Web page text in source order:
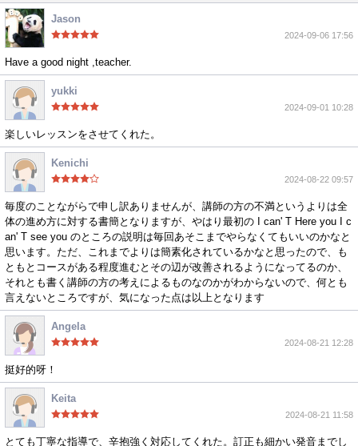
Jason
2024-09-06 17:56
Have a good night ,teacher.
yukki
2024-09-01 10:28
楽しいレッスンをさせてくれた。
Kenichi
2024-08-22 09:57
毎度のことながらで申し訳ありませんが、講師の方の不満というよりは全
体の進め方に対する書簡となりますが、やはり最初の I can' T Here you I c
an' T see you のところの説明は毎回あそこまでやらなくてもいいのかなと
思います。ただ、これまでよりは簡素化されているかなと思ったので、も
ともとコースがある程度進むとその辺が改善されるようになってるのか、
それとも書く講師の方の考えによるものなのかがわからないので、何とも
言えないところですが、気になった点は以上となります
Angela
2024-08-21 12:28
挺好的呀！
Keita
2024-08-21 11:58
とても丁寧な指導で、辛抱強く対応してくれた。訂正も細かい発音までし